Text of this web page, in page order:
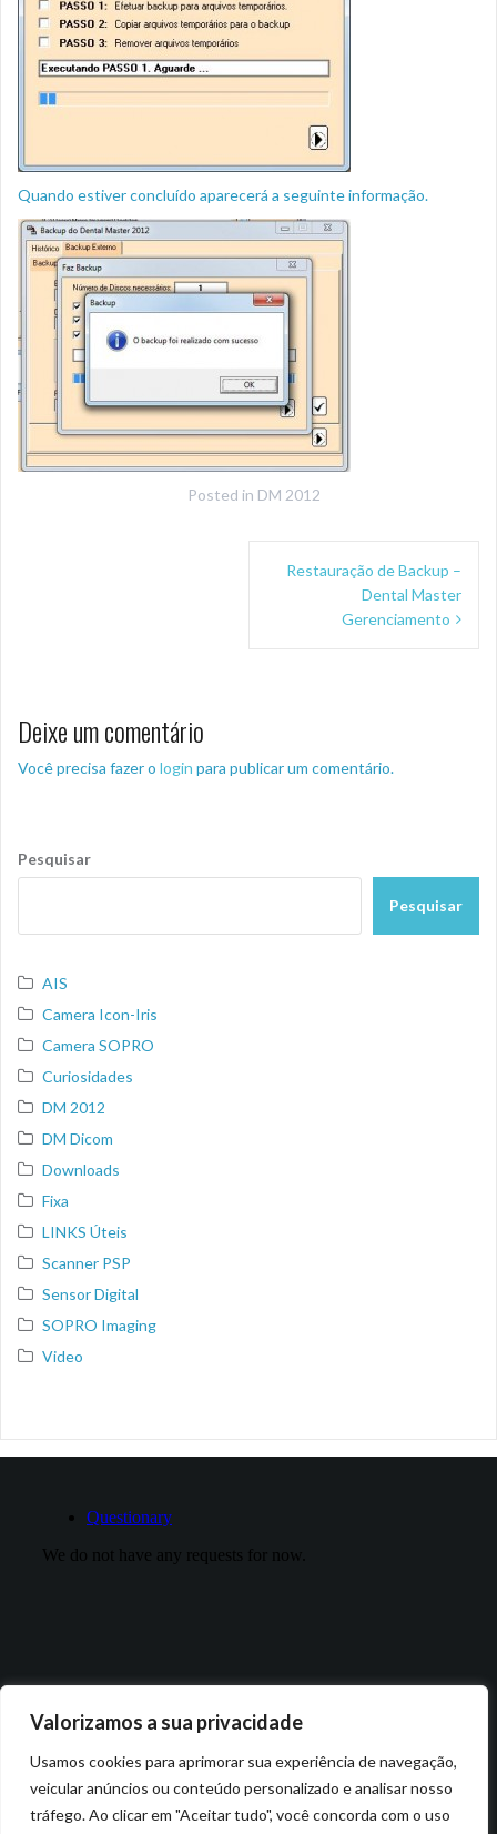
Valorizamos a sua privacidade
Usamos cookies para aprimorar sua experiência de navegação,
veicular anúncios ou conteúdo personalizado e analisar nosso
tráfego. Ao clicar em "Aceitar tudo", você concorda com o uso
Quando estiver concluído aparecerá a seguinte informação.
Posted in DM 2012
Restauração de Backup –
Dental Master
Gerenciamento
Deixe um comentário
Você precisa fazer o login para publicar um comentário.
Pesquisar
Pesquisar
AIS
Camera Icon-Iris
Camera SOPRO
Curiosidades
DM 2012
DM Dicom
Downloads
Fixa
LINKS Úteis
Scanner PSP
Sensor Digital
SOPRO Imaging
Video